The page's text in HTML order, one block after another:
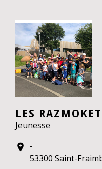
LES
Jeunesse
location_on
-
53300 Saint-